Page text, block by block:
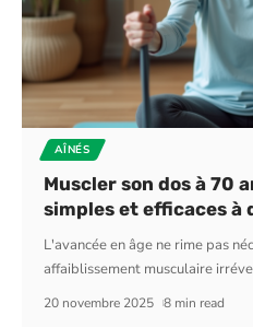
AÎNÉS
Muscler son dos à 70
simples et efficaces à
L'avancée en âge ne rime pas
affaiblissement musculaire
20 novembre 2025 8 min read